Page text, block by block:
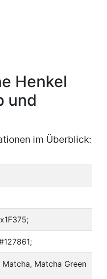
Henkel
und
im Überblick:
Matcha, Matcha Green